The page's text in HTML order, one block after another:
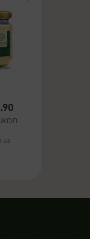
28.48 ₪ ל-